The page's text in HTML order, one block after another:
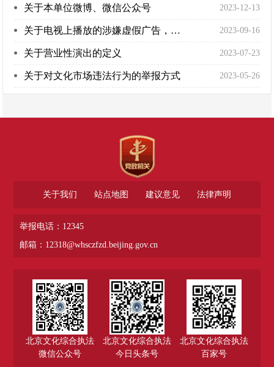
关于本单位微博、微信公众号 2023-12-13
关于电视上播放的涉嫌虚假广告，是否属于文化执法总队管理范畴？ 2023-09-16
关于营业性演出的定义 2023-07-23
关于对文化市场违法行为的举报方式 2023-05-26
关于我们 站点地图 建议意见 法律声明
举报电话：12345
邮箱：12318@whsczfzd.beijing.gov.cn
北京文化综合执法
微信公众号
北京文化综合执法
今日头条号
北京文化综合执法
百家号